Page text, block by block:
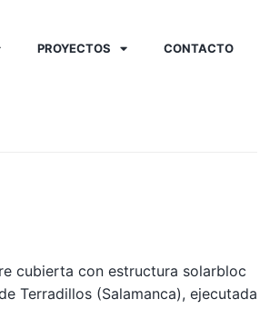
PROYECTOS CONTACTO
cubierta con estructura solarbloc
Terradillos (Salamanca), ejecutada